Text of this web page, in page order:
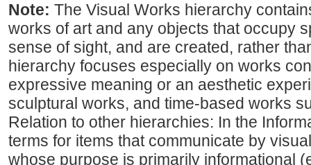
Note: The Visual Works hierarchy
works of art and any objects that occupy
sense of sight, and are created, rather
hierarchy focuses especially on works
expressive meaning or an aesthetic
sculptural works, and time-based works
Relation to other hierarchies: In the
terms for items that communicate by
whose purpose is primarily informational